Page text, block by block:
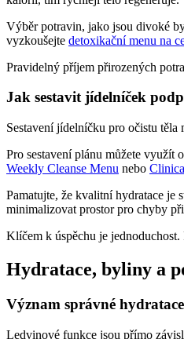
Výběr potravin, jako jsou divoké
vyzkoušejte detoxikační menu na
Pravidelný příjem přirozených
Jak sestavit jídelníček
Sestavení jídelníčku pro očistu
Pro sestavení plánu můžete využít
Weekly Cleanse Menu nebo
Pamatujte, že kvalitní hydratace je
minimalizovat prostor pro chyby
Klíčem k úspěchu je
Hydratace, byliny a
Význam správné
Ledvinové funkce jsou přímo